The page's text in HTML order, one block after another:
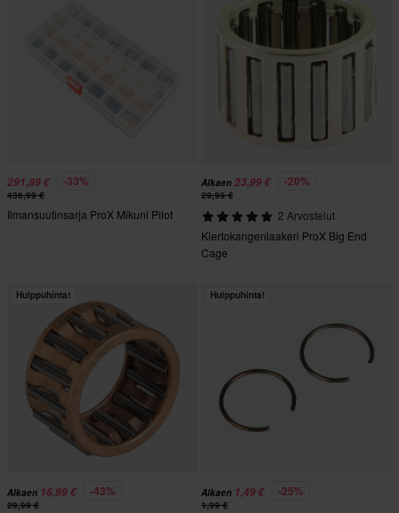
291,99 € -33%
436,99 €
Ilmansuutinsarja ProX Mikuni Pilot
Alkaen 23,99 € -20%
29,99 €
2 Arvostelut
Kiertokangenlaakeri ProX Big End
Cage
Huippuhinta!
Alkaen 16,99 € -43%
29,99 €
Huippuhinta!
Alkaen 1,49 € -25%
1,99 €